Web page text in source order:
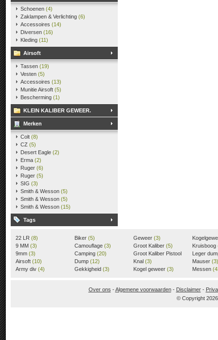
Schoenen (4)
Zaklampen & Verlichting (6)
Accessoires (14)
Diversen (16)
Kleding (11)
Airsoft
Tassen (19)
Vesten (5)
Accessoires (13)
Munitie Airsoft (5)
Bescherming (1)
KLEIN KALIBER GEWEER.
Merken
Colt (8)
CZ (5)
Desert Eagle (2)
Erma (2)
Ruger (6)
Ruger (5)
SIG (3)
Smith & Wesson (5)
Smith & Wesson (5)
Smith & Wesson (15)
Tags
22 LR (8)
9 MM (3)
9mm (3)
Airsoft (10)
Army div (4)
Biker (5)
Camouflage (3)
Camping (20)
Dump (12)
Gekkigheid (3)
Geweer (3)
Groot Kaliber (5)
Groot Kaliber Pistool
(3)
Knal (3)
Kogel geweer (3)
Kruisboog
Leger
Mauser (3)
Messen
Over ons -Algemene voorwaarden- Disclaimer-
© Copyright